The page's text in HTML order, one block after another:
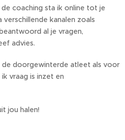
coaching sta ik online tot je
kanalen zoals
al je vragen,
advies.
doorgewinterde atleet als voor
vraag is inzet en
jou halen!